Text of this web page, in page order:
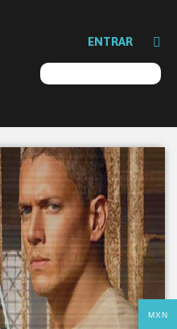
ENTRAR
MXN